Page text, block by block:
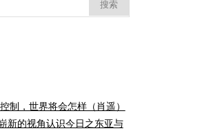
制，世界将会怎样（肖遥）
新的视角认识今日之东亚与